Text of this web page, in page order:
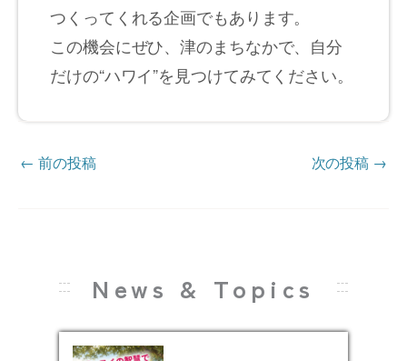
つくってくれる企画でもあります。
この機会にぜひ、津のまちなかで、自分
だけの“ハワイ”を見つけてみてください。
← 前の投稿 次の投稿 →
News & Topics